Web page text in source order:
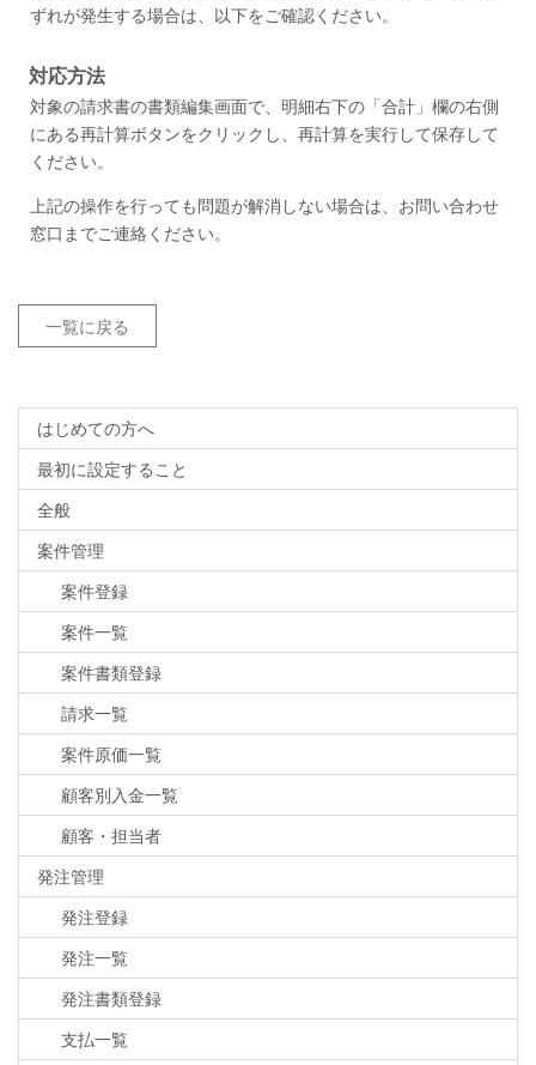
ずれが発生する場合は、以下をご確認ください。
対応方法
対象の請求書の書類編集画面で、明細右下の「合計」欄の右側
にある再計算ボタンをクリックし、再計算を実行して保存して
ください。
上記の操作を行っても問題が解消しない場合は、お問い合わせ
窓口までご連絡ください。
一覧に戻る
はじめての方へ
最初に設定すること
全般
案件管理
案件登録
案件一覧
案件書類登録
請求一覧
案件原価一覧
顧客別入金一覧
顧客・担当者
発注管理
発注登録
発注一覧
発注書類登録
支払一覧